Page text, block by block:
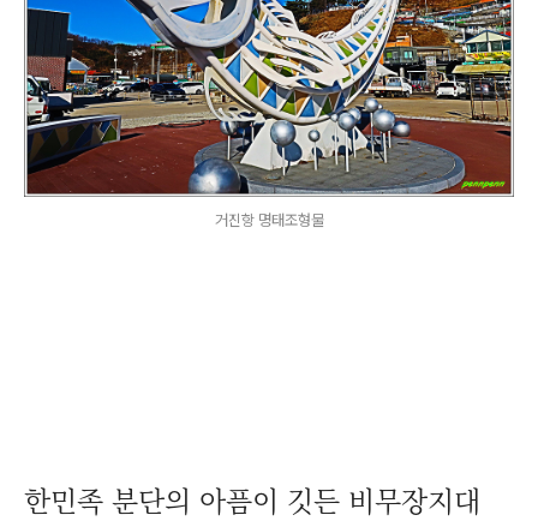
거진항 명태조형물
한민족 분단의 아픔이 깃든 비무장지대